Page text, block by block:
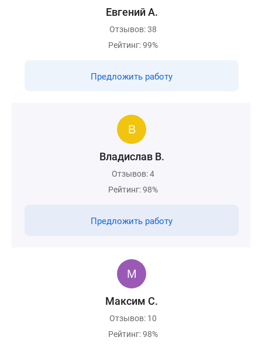
Евгений А.
Отзывов: 38
Рейтинг: 99%
Предложить работу
Владислав В.
Отзывов: 4
Рейтинг: 98%
Предложить работу
Максим С.
Отзывов: 10
Рейтинг: 98%